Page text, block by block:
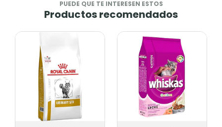
PUEDE QUE TE INTERESEN ESTOS
Productos recomendados